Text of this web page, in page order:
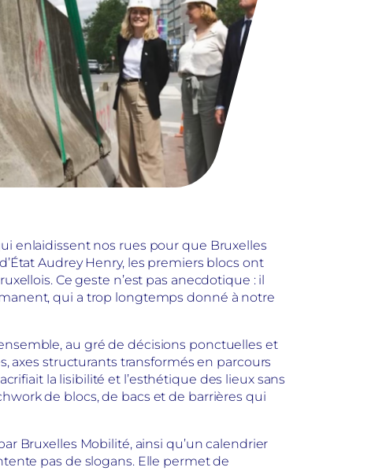
enlaidissent nos rues pour que Bruxelles
Audrey Henry, les premiers blocs ont
Ce geste n’est pas anecdotique : il
qui a trop longtemps donné à notre
au gré de décisions ponctuelles et
axes structurants transformés en parcours
la lisibilité et l’esthétique des lieux sans
de blocs, de bacs et de barrières qui
Bruxelles Mobilité, ainsi qu’un calendrier
pas de slogans. Elle permet de